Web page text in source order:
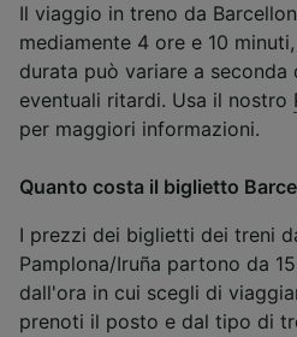
Il viaggio in treno da
mediamente 4 ore e 10
durata può variare a
eventuali ritardi. Usa il nostro
per maggiori informazioni.
Quanto costa il biglietto
I prezzi dei biglietti dei treni
Pamplona/Iruña partono da
dall'ora in cui scegli di
prenoti il posto e dal tipo di